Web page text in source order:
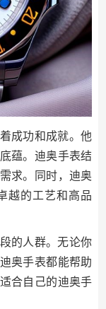
成功和成就。他
蕴。迪奥手表结
求。同时，迪奥
越的工艺和高品
的人群。无论你
奥手表都能帮助
合自己的迪奥手